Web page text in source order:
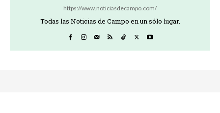
https://www.noticiasdecampo.com/
Todas las Noticias de Campo en un sólo lugar.